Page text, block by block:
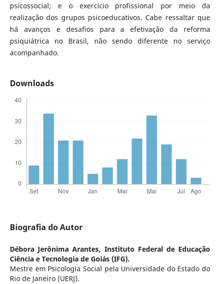
psicossocial; e o exercício profissional por meio da
realização dos grupos psicoeducativos. Cabe ressaltar que
há avanços e desafios para a efetivação da reforma
psiquiátrica no Brasil, não sendo diferente no serviço
acompanhado.
Downloads
Biografia do Autor
Débora Jerônima Arantes, Instituto Federal de Educação
Ciência e Tecnologia de Goiás (IFG).
Mestre em Psicologia Social pela Universidade do Estado do
Rio de Janeiro (UERJ).